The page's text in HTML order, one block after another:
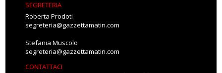
SEGRETERIA
Roberta Prodoti
segreteria@gazzettamatin.com
Stefania Muscolo
segreteria@gazzettamatin.com
CONTATTACI